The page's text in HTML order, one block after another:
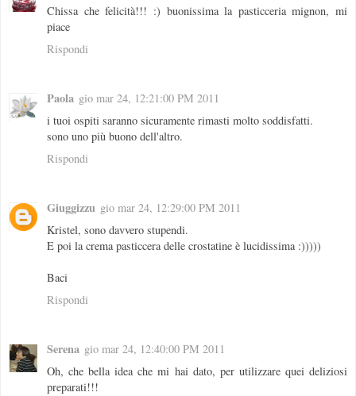
Chissa che felicità!!! :) buonissima la pasticceria mignon, mi
piace
Rispondi
Paola gio mar 24, 12:21:00 PM 2011
i tuoi ospiti saranno sicuramente rimasti molto soddisfatti.
sono uno più buono dell'altro.
Rispondi
Giuggizzu gio mar 24, 12:29:00 PM 2011
Kristel, sono davvero stupendi.
E poi la crema pasticcera delle crostatine è lucidissima :)))))
Baci
Rispondi
Serena gio mar 24, 12:40:00 PM 2011
Oh, che bella idea che mi hai dato, per utilizzare quei deliziosi
preparati!!!